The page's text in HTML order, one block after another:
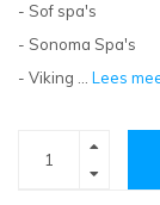
- Sof spa's
- Sonoma Spa's
- Viking ... Lees